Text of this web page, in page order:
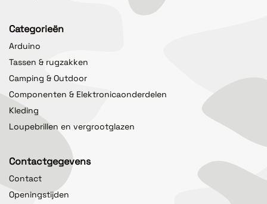
Categorieën
Arduino
Tassen & rugzakken
Camping & Outdoor
Componenten & Elektronicaonderdelen
Kleding
Loupebrillen en vergrootglazen
Contactgegevens
Contact
Openingstijden